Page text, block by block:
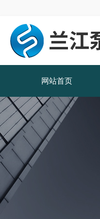
网站首页